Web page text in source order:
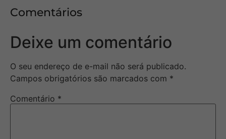
Comentários
Deixe um comentário
O seu endereço de e-mail não será publicado.
Campos obrigatórios são marcados com *
Comentário *